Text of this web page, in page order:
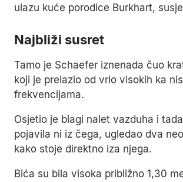
ulazu kuće porodice Burkhart,
Najbliži susret
Tamo je Schaefer iznenada čuo
koji je prelazio od vrlo visokih ka
frekvencijama.
Osjetio je blagi nalet vazduha i
pojavila ni iz čega, ugledao dva
kako stoje direktno iza njega.
Bića su bila visoka približno 1,30